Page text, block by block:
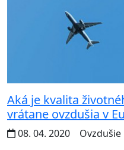
Aká je kvalita
vrátane ovzdušia v
08. 04. 2020
Ovzdušie